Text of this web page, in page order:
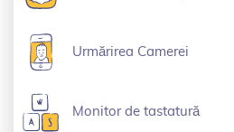
Urmărirea Camerei
Monitor de tastatură